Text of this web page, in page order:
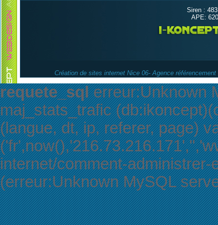
Siren :
APE:
Création de sites internet Nice 06- Agence référencement
requete_sqlerreur:Unknown
maj_stats_trafic
(langue, dt, ip, referer, page)
internet/comment-
(erreur:Unknown MySQL